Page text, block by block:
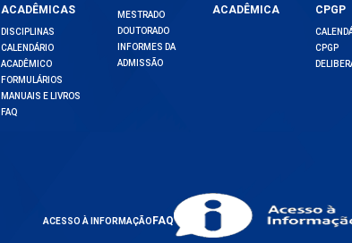
ACADÊMICAS
DISCIPLINAS
CALENDÁRIO
ACADÊMICO
FORMULÁRIOS
MANUAIS E LIVROS
FAQ
MESTRADO
DOUTORADO
INFORMES DA
ADMISSÃO
ACADÊMICA
CPGP
CPGP
ACESSO À INFORMAÇÃOFAQ